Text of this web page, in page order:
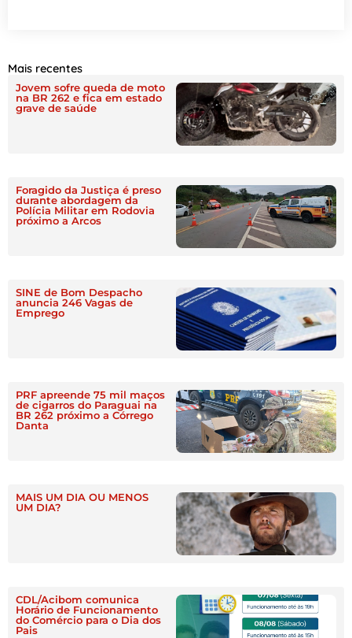
Mais recentes
Jovem sofre queda de moto
na BR 262 e fica em estado
grave de saúde
Foragido da Justiça é preso
durante abordagem da
Polícia Militar em Rodovia
próximo a Arcos
SINE de Bom Despacho
anuncia 246 Vagas de
Emprego
PRF apreende 75 mil maços
de cigarros do Paraguai na
BR 262 próximo a Córrego
Danta
MAIS UM DIA OU MENOS
UM DIA?
CDL/Acibom comunica
Horário de Funcionamento
do Comércio para o Dia dos
Pais